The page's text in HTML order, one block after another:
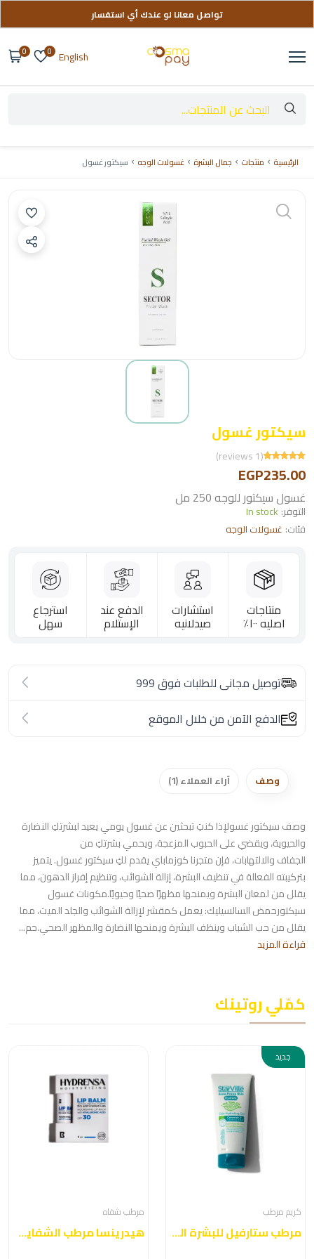
تواصل معانا لو عندك أي استفسار
توصيل مجاني على طلباتك فوق 999 ج
English
0
0
الرئيسية منتجات جمال البشرة غسولات الوجه سيكتور غسول
سيكتور غسول
(1 reviews)
EGP235.00
غسول سيكتور للوجه 250 مل
التوفر: In stock
فئات: غسولات الوجه
منتاجات
اصليه ١٠٠٪؜
استشارات
صيدلانيه
الدفع عند
الإستلام
استرجاع
سهل
توصيل مجانى للطلبات فوق 999
الدفع الآمن من خلال الموقع
وصف آراء العملاء (1)
وصف سيكتور غسولإذا كنتِ تبحثين عن غسول يومي يعيد لبشرتكِ النضارة
والحيوية، ويقضي على الحبوب المزعجة، ويحمي بشرتكِ من
الجفاف والالتهابات، فإن متجرنا كوزماباي يقدم لكِ سيكتور غسول. يتميز
بتركيبته الفعالة في تنظيف البشرة، إزالة الشوائب، وتنظيم إفراز الدهون، مما
يقلل من لمعان البشرة ويمنحها مظهرًا صحيًا وحيويًا.مكونات غسول
سيكتورحمض السالسيليك: يعمل كمقشر لإزالة الشوائب والجلد الميت، مما
يقلل من حب الشباب وينظف البشرة ويمنحها النضارة والمظهر الصحي.حم...
قراءة المزيد
كمّلي روتينك
جديد
كريم مرطب
مرطب ستارفيل للبشرة الدهنية
مرطب شفاه
هيدرينسا مرطب الشفايف 5 جرام